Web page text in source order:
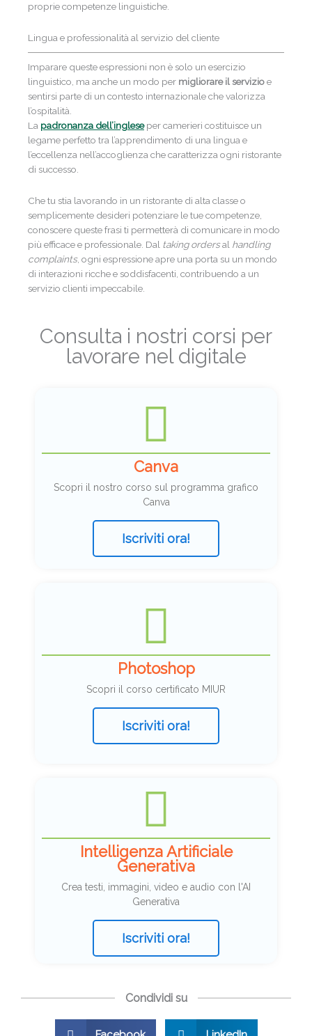
proprie competenze linguistiche.
Lingua e professionalità al servizio del cliente
Imparare queste espressioni non è solo un esercizio
linguistico, ma anche un modo per migliorare il servizioe
sentirsi parte di un contesto internazionale che valorizza
l’ospitalità.
La padronanza dell’ingleseper camerieri costituisce un
legame perfetto tra l’apprendimento di una lingua e
l’eccellenza nell’accoglienza che caratterizza ogni ristorante
di successo.
Che tu stia lavorando in un ristorante di alta classe o
semplicemente desideri potenziare le tue competenze,
conoscere queste frasi ti permetterà di comunicare in modo
più efficace e professionale. Dal taking ordersal handling
complaints, ogni espressione apre una porta su un mondo
di interazioni ricche e soddisfacenti, contribuendo a un
servizio clienti impeccabile.
Consulta i nostri corsi per
lavorare nel digitale
Canva
Scopri il nostro corso sul programma grafico
Canva
Iscriviti ora!
Photoshop
Scopri il corso certificato MIUR
Iscriviti ora!
Intelligenza Artificiale
Generativa
Crea testi, immagini, video e audio con l'AI
Generativa
Iscriviti ora!
Condividi su